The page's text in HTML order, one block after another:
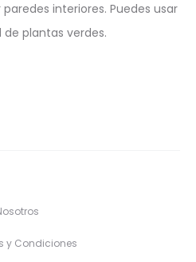
interiores. Puedes usar
plantas verdes.
y Condiciones